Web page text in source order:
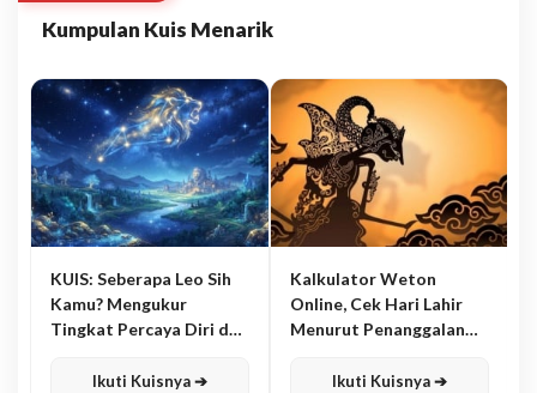
Kumpulan Kuis Menarik
KUIS: Seberapa Leo Sih
Kamu? Mengukur
Tingkat Percaya Diri dan
Ikuti Kuisnya ➔
Kalkulator Weton
Online, Cek Hari Lahir
Menurut Penanggalan
Ikuti Kuisnya ➔